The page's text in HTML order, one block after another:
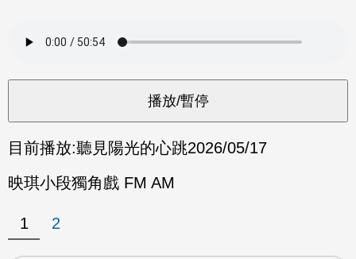
目前播放:聽見陽光的心跳2026/05/17
映琪小段獨角戲 FM AM
1 2